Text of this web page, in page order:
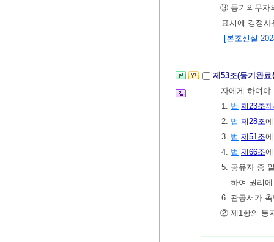
③ 등기의무자
표시에 경정
[본조신설
제53조(등기완
자에게 하여
1. 법 제23조
2. 법 제28조
3. 법 제51조
4. 법 제66조
5. 공유자 중
하여 권리
6. 관공서가
② 제1항의 통